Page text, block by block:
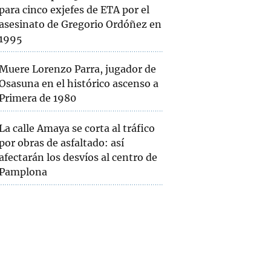
cinco exjefes de ETA por el
de Gregorio Ordóñez en
Lorenzo Parra, jugador de
en el histórico ascenso a
de 1980
calle Amaya se corta al tráfico
obras de asfaltado: así
los desvíos al centro de